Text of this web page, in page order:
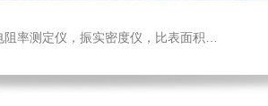
仪，炭块热膨胀仪，炭块透气率仪，炭块二氧化碳反应测定仪